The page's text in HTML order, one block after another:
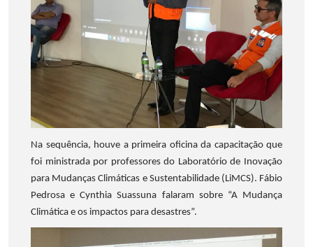
Na sequência, houve a primeira oficina da capacitação que
foi ministrada por professores do Laboratório de Inovação
para Mudanças Climáticas e Sustentabilidade (LiMCS). Fábio
Pedrosa e Cynthia Suassuna falaram sobre “A Mudança
Climática e os impactos para desastres”.